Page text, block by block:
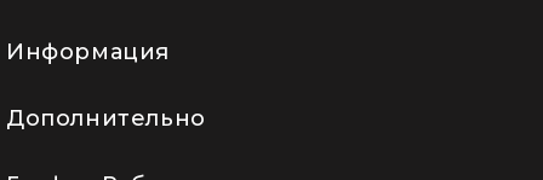
Информация
Дополнительно